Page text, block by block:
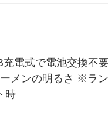
電式で電池交換不
メンの明るさ ※ラ
時